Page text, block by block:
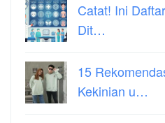
Catat! Ini
Dit…
15
Kekinian u…